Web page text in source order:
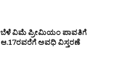
ಬೆಳೆ ವಿಮೆ ಪ್ರೀಮಿಯಂ ಪಾವತಿಗೆ
ಆ.17ರವರೆಗೆ ಅವಧಿ ವಿಸ್ತರಣೆ